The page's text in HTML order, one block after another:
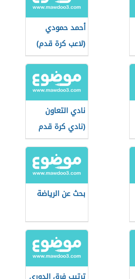
أحمد حمودي
(لاعب كرة قدم)
نادي التعاون
(نادي كرة قدم
سعودي)
بحث عن الرياضة